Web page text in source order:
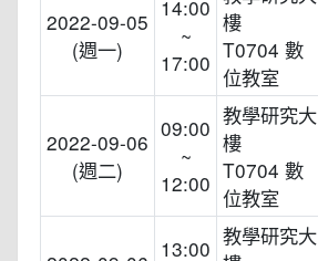
2022-09-05
(週一)
14:00
~
17:00
樓
T0704 數
位教室
2022-09-06
(週二)
09:00
~
12:00
教學研究大
樓
T0704 數
位教室
13:00 教學研究大